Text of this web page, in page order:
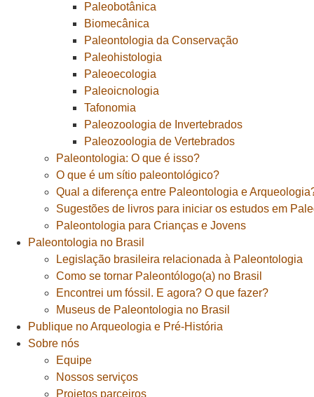
Paleobotânica
Biomecânica
Paleontologia da Conservação
Paleohistologia
Paleoecologia
Paleoicnologia
Tafonomia
Paleozoologia de Invertebrados
Paleozoologia de Vertebrados
Paleontologia: O que é isso?
O que é um sítio paleontológico?
Qual a diferença entre Paleontologia e
Sugestões de livros para iniciar os estudos em
Paleontologia para Crianças e Jovens
Paleontologia no Brasil
Legislação brasileira relacionada à Paleontologia
Como se tornar Paleontólogo(a) no Brasil
Encontrei um fóssil. E agora? O que fazer?
Museus de Paleontologia no Brasil
Publique no Arqueologia e Pré-História
Sobre nós
Equipe
Nossos serviços
Projetos parceiros